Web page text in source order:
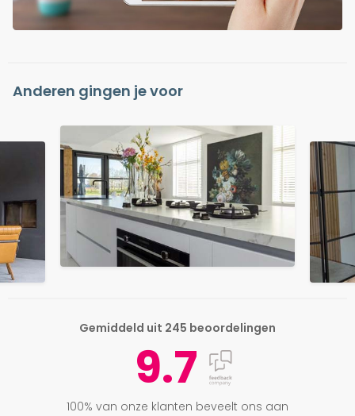
Anderen gingen je voor
Gemiddeld uit 245 beoordelingen
9.7
100% van onze klanten beveelt ons aan